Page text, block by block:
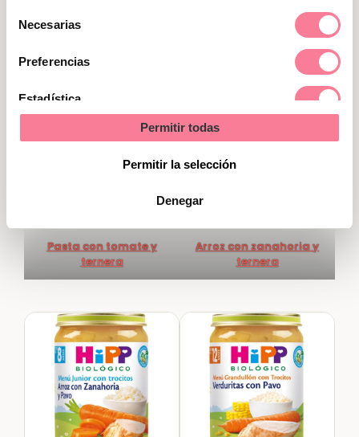
Necesarias
Preferencias
Estadística
Permitir todas
Permitir la selección
Denegar
rutina alimenticia del peque.
Pasta con tomate y
ternera
Arroz con zanahoria y
ternera